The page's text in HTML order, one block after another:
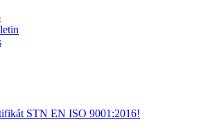
STN EN ISO 9001:2016!